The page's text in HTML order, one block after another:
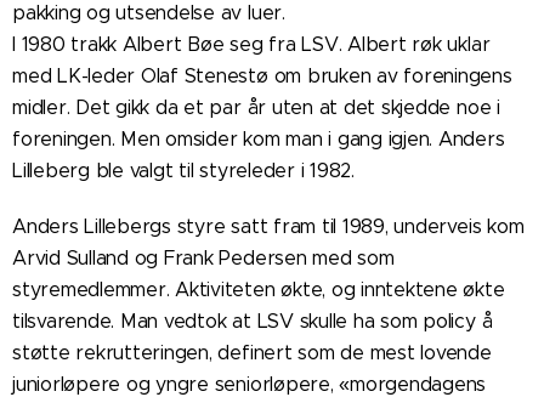
pakking og utsendelse av luer.
I 1980 trakk Albert Bøe seg fra LSV. Albert røk uklar
med LK-leder Olaf Stenestø om bruken av foreningens
midler. Det gikk da et par år uten at det skjedde noe i
foreningen. Men omsider kom man i gang igjen. Anders
Lilleberg ble valgt til styreleder i 1982.
Anders Lillebergs styre satt fram til 1989, underveis kom
Arvid Sulland og Frank Pedersen med som
styremedlemmer. Aktiviteten økte, og inntektene økte
tilsvarende. Man vedtok at LSV skulle ha som policy å
støtte rekrutteringen, definert som de mest lovende
juniorløpere og yngre seniorløpere, «morgendagens